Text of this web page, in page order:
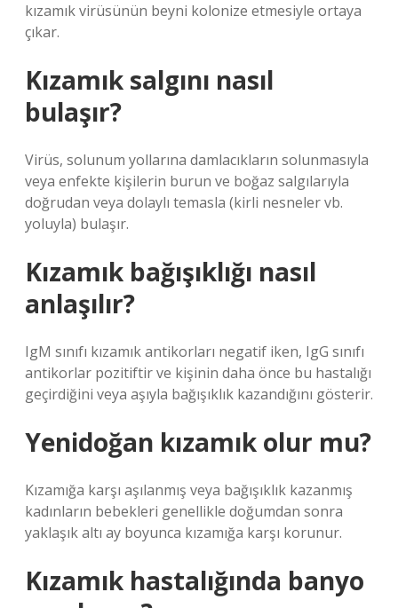
kızamık virüsünün beyni kolonize etmesiyle ortaya
çıkar.
Kızamık salgını nasıl
bulaşır?
Virüs, solunum yollarına damlacıkların solunmasıyla
veya enfekte kişilerin burun ve boğaz salgılarıyla
doğrudan veya dolaylı temasla (kirli nesneler vb.
yoluyla) bulaşır.
Kızamık bağışıklığı nasıl
anlaşılır?
IgM sınıfı kızamık antikorları negatif iken, IgG sınıfı
antikorlar pozitiftir ve kişinin daha önce bu hastalığı
geçirdiğini veya aşıyla bağışıklık kazandığını gösterir.
Yenidoğan kızamık olur mu?
Kızamığa karşı aşılanmış veya bağışıklık kazanmış
kadınların bebekleri genellikle doğumdan sonra
yaklaşık altı ay boyunca kızamığa karşı korunur.
Kızamık hastalığında banyo